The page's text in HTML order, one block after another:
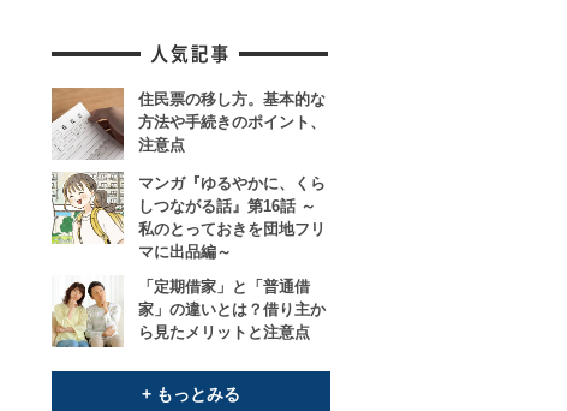
住民票の移し方。基本的な
方法や手続きのポイント、
注意点
マンガ『ゆるやかに、くら
しつながる話』第16話 ～
私のとっておきを団地フリ
マに出品編～
「定期借家」と「普通借
家」の違いとは？借り主か
ら見たメリットと注意点
+ もっとみる